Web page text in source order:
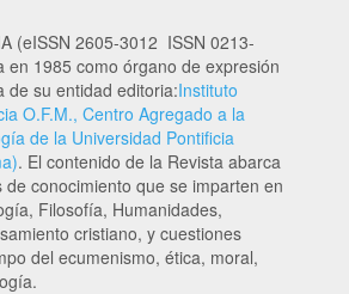
(eISSN 2605-3012 ISSN 0213-
en 1985 como órgano de expresión
de su entidad editoria:Instituto
O.F.M., Centro Agregado a la
de la Universidad Pontificia
. El contenido de la Revista abarca
de conocimiento que se imparten en
Filosofía, Humanidades,
cristiano, y cuestiones
del ecumenismo, ética, moral,